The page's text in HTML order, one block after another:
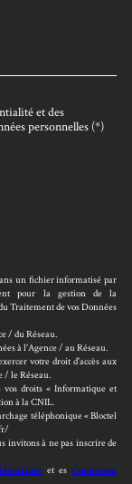
et des
personnelles (*)
un fichier informatisé par
pour la gestion de la
Traitement de vos Données
/ du Réseau.
à l'Agence / au Réseau.
votre droit d'accès aux
/ le Réseau.
vos droits « Informatique et
à la CNIL.
téléphonique « Bloctel
invitons à ne pas inscrire de
et esConditions